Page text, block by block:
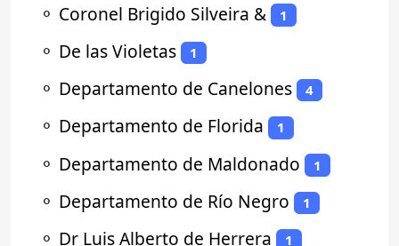
⚬ Coronel Brigido Silveira & 1
⚬ De las Violetas 1
⚬ Departamento de Canelones 4
⚬ Departamento de Florida 1
⚬ Departamento de Maldonado 1
⚬ Departamento de Río Negro 1
⚬ Dr Luis Alberto de Herrera 1